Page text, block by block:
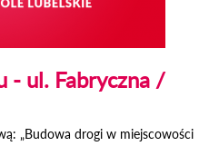
- ul. Fabryczna /
„Budowa drogi w miejscowości